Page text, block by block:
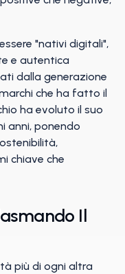
"nativi digitali",
e autentica
dalla generazione
che ha fatto il
ha evoluto il suo
anni, ponendo
chiave che
Il
più di ogni altra